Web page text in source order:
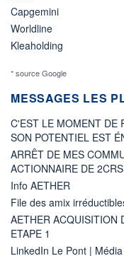
Capgemini
Worldline
Kleaholding
* source Google
MESSAGES LES
C'EST LE MOMENT DE
SON POTENTIEL EST
ARRÊT DE MES
ACTIONNAIRE DE
Info AETHER
File des amix
AETHER ACQUISITION
ETAPE 1
LinkedIn Le Pont |